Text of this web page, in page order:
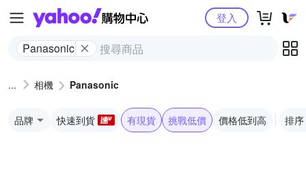
Yahoo購物中心
Panasonic
登入
相機 Panasonic
品牌 快速到貨 有現貨 挑戰低價 價格低到高 排序